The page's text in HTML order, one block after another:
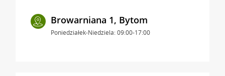
Browarniana 1, Bytom
Poniedziałek-Niedziela: 09:00-17:00